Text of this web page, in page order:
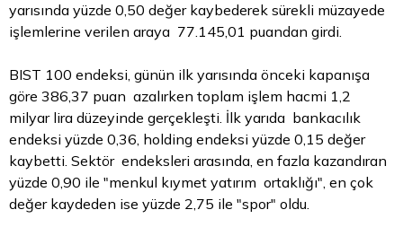
yarısında yüzde 0,50 değer kaybederek sürekli müzayede
işlemlerine verilen araya 77.145,01 puandan girdi.
BIST 100 endeksi, günün ilk yarısında önceki kapanışa
göre 386,37 puan azalırken toplam işlem hacmi 1,2
milyar lira düzeyinde gerçekleşti. İlk yarıda bankacılık
endeksi yüzde 0,36, holding endeksi yüzde 0,15 değer
kaybetti. Sektör endeksleri arasında, en fazla kazandıran
yüzde 0,90 ile "menkul kıymet yatırım ortaklığı", en çok
değer kaydeden ise yüzde 2,75 ile "spor" oldu.